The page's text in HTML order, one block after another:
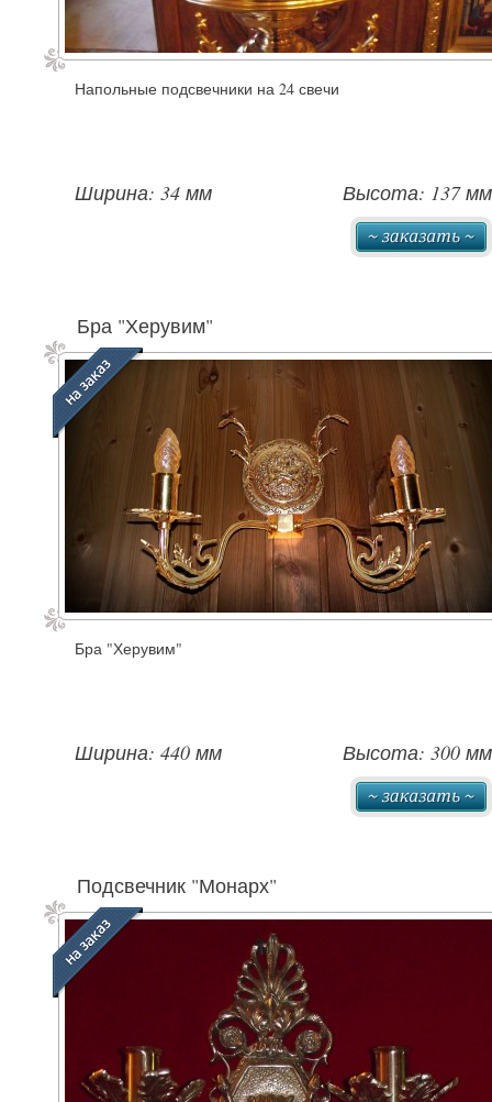
Напольные подсвечники на 24 свечи
Ширина: 34 мм Высота: 137 мм
Бра "Херувим"
Бра "Херувим"
Ширина: 440 мм Высота: 300 мм
Подсвечник "Монарх"